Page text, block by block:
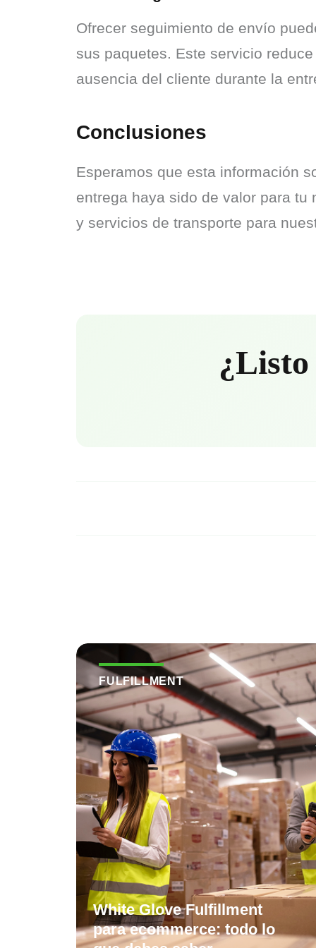
Ofrecer seguimiento de envío
sus paquetes. Este servicio
ausencia del cliente durante la
Conclusiones
Esperamos que esta información
entrega haya sido de valor para
y servicios de transporte para
FULFILLMENT
White Glove Fulfillment
para ecommerce: todo lo